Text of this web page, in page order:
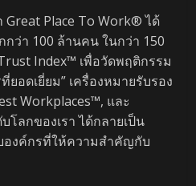
Great Place To Work® ได้
ว่า 100 ล้านคน ในกว่า 150
Index™ เพื่อวัดพฤติกรรม
อดเยี่ยม” เครื่องหมายรับรอง
Workplaces™, และ
โลกของเรา ได้กลายเป็น
งค์กรที่ให้ความสำคัญกับ